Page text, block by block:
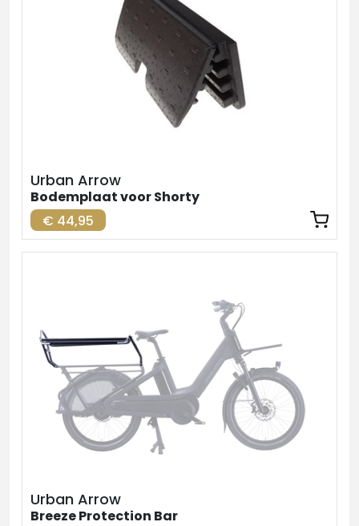
Urban Arrow
Bodemplaat voor Shorty
€ 44,95
Urban Arrow
Breeze Protection Bar